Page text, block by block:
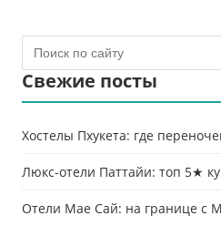
Свежие посты
Хостелы Пхукета: где
Люкс-отели Паттайи: топ 5★
Отели Мае Сай: на границе с